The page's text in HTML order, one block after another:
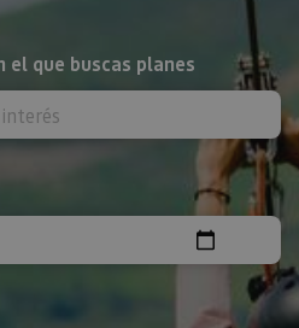
que buscas planes